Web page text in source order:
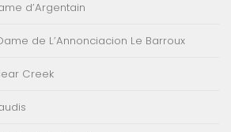
d’Argentain
de L’Annonciacion Le Barroux
Creek